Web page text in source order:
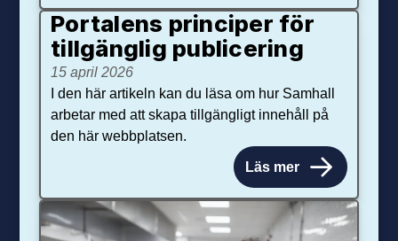
Portalens principer för
tillgänglig publicering
15 april 2026
I den här artikeln kan du läsa om hur Samhall
arbetar med att skapa tillgängligt innehåll på
den här webbplatsen.
Läs mer